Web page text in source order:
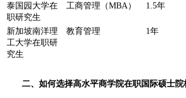
泰国园大学在
职研究生
工商管理（MBA） 1.5年
新加坡南洋理
工大学在职研
究生
教育管理 1年
二、如何选择高水平商学院在职国际硕士院